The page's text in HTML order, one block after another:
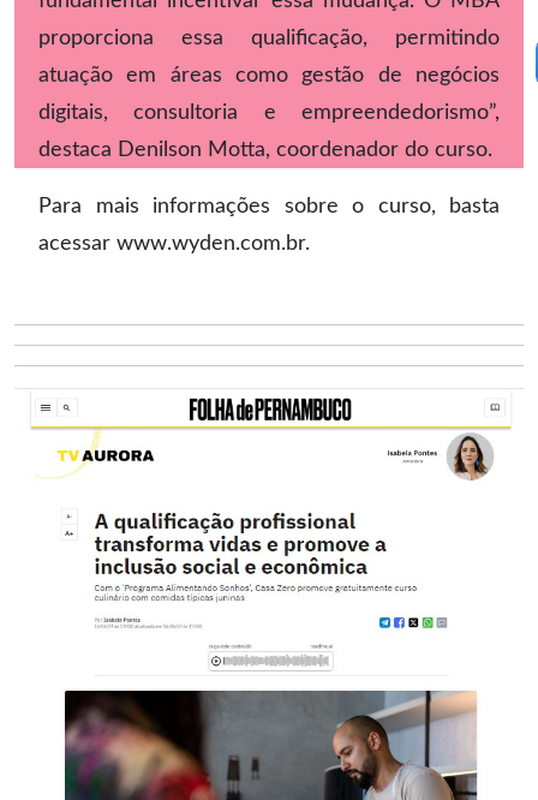
proporciona essa qualificação, permitindo
atuação em áreas como gestão de negócios
digitais, consultoria e empreendedorismo”,
destaca Denilson Motta, coordenador do curso.
Para mais informações sobre o curso, basta
acessar www.wyden.com.br.